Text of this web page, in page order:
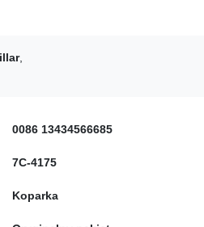
,
0086 13434566685
7C-4175
Koparka